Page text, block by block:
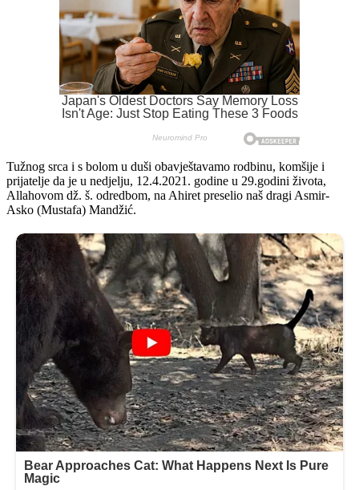
Tužnog srca i s bolom u duši obavještavamo rodbinu, komšije i
prijatelje da je u nedjelju, 12.4.2021. godine u 29.godini života,
Allahovom dž. š. odredbom, na Ahiret preselio naš dragi Asmir-
Asko (Mustafa) Mandžić.